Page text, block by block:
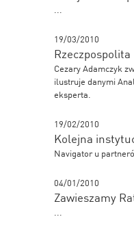
...
19/03/2010
Cezary Adamczyk
ilustruje danymi
eksperta.
19/02/2010
Kolejna
Navigator u
04/01/2010
Zawieszamy
...